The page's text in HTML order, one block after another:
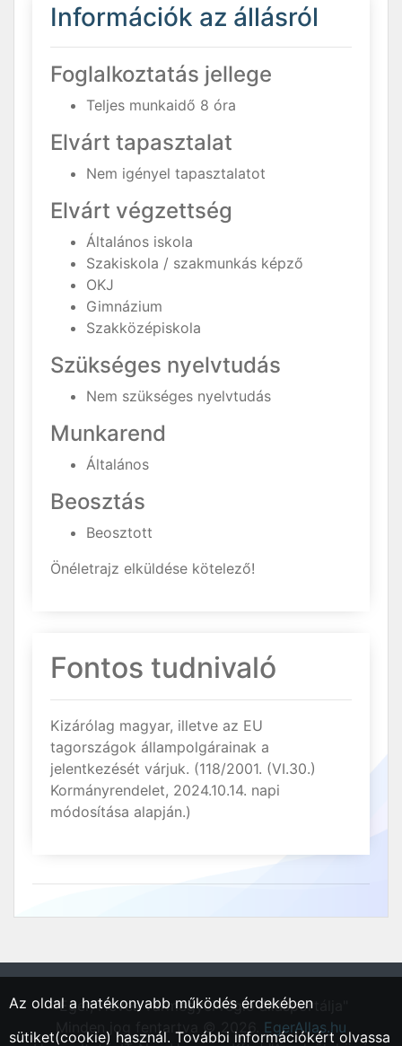
Információk az állásról
Foglalkoztatás jellege
Teljes munkaidő 8 óra
Elvárt tapasztalat
Nem igényel tapasztalatot
Elvárt végzettség
Általános iskola
Szakiskola / szakmunkás képző
OKJ
Gimnázium
Szakközépiskola
Szükséges nyelvtudás
Nem szükséges nyelvtudás
Munkarend
Általános
Beosztás
Beosztott
Önéletrajz elküldése kötelező!
Fontos tudnivaló
Kizárólag magyar, illetve az EU
tagországok állampolgárainak a
jelentkezését várjuk. (118/2001. (VI.30.)
Kormányrendelet, 2024.10.14. napi
módosítása alapján.)
"Eger, Heves vármegyei régió állásportálja"
Minden jog fentartva © 2026. EgerAllas.hu
Az oldal a hatékonyabb működés érdekében
sütiket(cookie) használ. További információkért olvassa